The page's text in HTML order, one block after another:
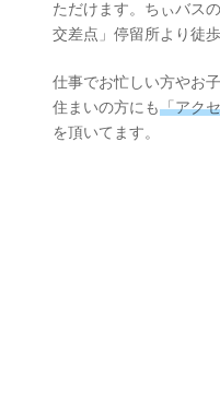
ただけます。ちぃバス
交差点」停留所より徒歩
仕事でお忙しい方やお
住まいの方にも「アク
を頂いてます。